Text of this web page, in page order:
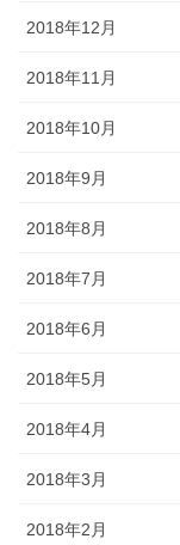
2018年12月
2018年11月
2018年10月
2018年9月
2018年8月
2018年7月
2018年6月
2018年5月
2018年4月
2018年3月
2018年2月